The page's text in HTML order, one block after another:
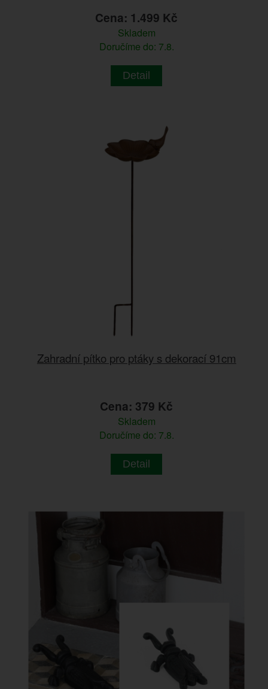
Cena: 1.499 Kč
Skladem
Doručíme do: 7.8.
Detail
Zahradní pítko pro ptáky s dekorací 91cm
Cena: 379 Kč
Skladem
Doručíme do: 7.8.
Detail